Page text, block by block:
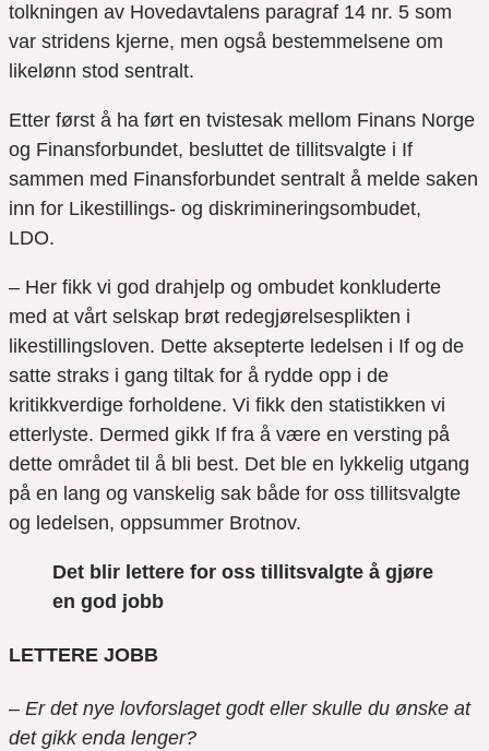
tolkningen av Hovedavtalens paragraf 14 nr. 5 som
var stridens kjerne, men også bestemmelsene om
likelønn stod sentralt.
Etter først å ha ført en tvistesak mellom Finans Norge
og Finansforbundet, besluttet de tillitsvalgte i If
sammen med Finansforbundet sentralt å melde saken
inn for Likestillings- og diskrimineringsombudet,
LDO.
– Her fikk vi god drahjelp og ombudet konkluderte
med at vårt selskap brøt redegjørelsesplikten i
likestillingsloven. Dette aksepterte ledelsen i If og de
satte straks i gang tiltak for å rydde opp i de
kritikkverdige forholdene. Vi fikk den statistikken vi
etterlyste. Dermed gikk If fra å være en versting på
dette området til å bli best. Det ble en lykkelig utgang
på en lang og vanskelig sak både for oss tillitsvalgte
og ledelsen, oppsummer Brotnov.
Det blir lettere for oss tillitsvalgte å gjøre
en god jobb
LETTERE JOBB
– Er det nye lovforslaget godt eller skulle du ønske at
det gikk enda lenger?